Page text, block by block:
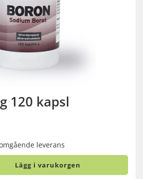
120 kapsl
leverans
Lägg i varukorgen